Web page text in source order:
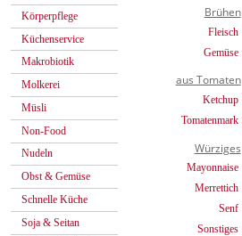
Körperpflege
Küchenservice
Makrobiotik
Molkerei
Müsli
Non-Food
Nudeln
Obst & Gemüse
Schnelle Küche
Soja & Seitan
Brühen
Fleisch
Gemüse
aus Tomaten
Ketchup
Tomatenmark
Würziges
Mayonnaise
Merrettich
Senf
Sonstiges